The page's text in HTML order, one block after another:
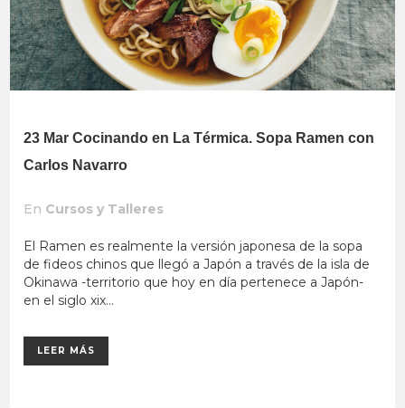
23 Mar Cocinando en La Térmica. Sopa Ramen con
Carlos Navarro
En Cursos y Talleres
El Ramen es realmente la versión japonesa de la sopa
de fideos chinos que llegó a Japón a través de la isla de
Okinawa -territorio que hoy en día pertenece a Japón-
en el siglo xix...
LEER MÁS